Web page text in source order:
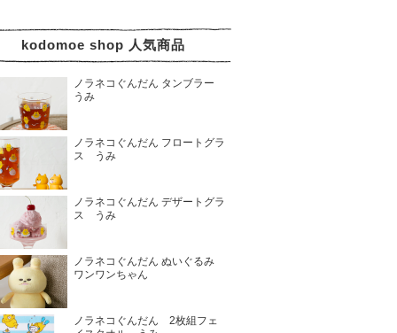
kodomoe shop 人気商品
ノラネコぐんだん タンブラー
うみ
ノラネコぐんだん フロートグラ
ス うみ
ノラネコぐんだん デザートグラ
ス うみ
ノラネコぐんだん ぬいぐるみ
ワンワンちゃん
ノラネコぐんだん 2枚組フェ